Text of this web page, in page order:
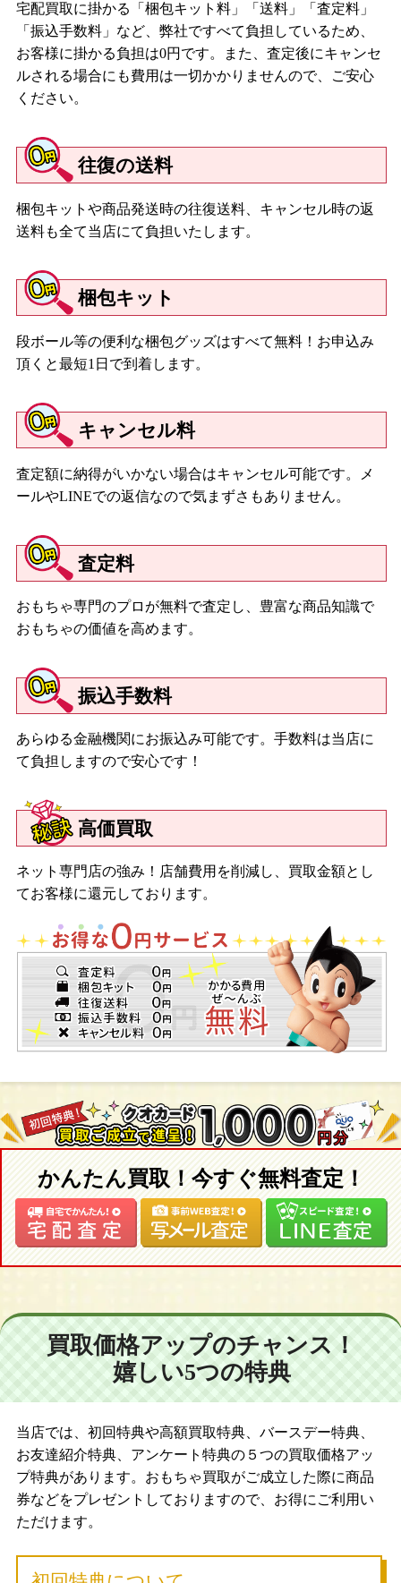
宅配買取に掛かる「梱包キット料」「送料」「査定料」
「振込手数料」など、弊社ですべて負担しているため、
お客様に掛かる負担は0円です。また、査定後にキャンセ
ルされる場合にも費用は一切かかりませんので、ご安心
ください。
往復の送料
梱包キットや商品発送時の往復送料、キャンセル時の返
送料も全て当店にて負担いたします。
梱包キット
段ボール等の便利な梱包グッズはすべて無料！お申込み
頂くと最短1日で到着します。
キャンセル料
査定額に納得がいかない場合はキャンセル可能です。メ
ールやLINEでの返信なので気まずさもありません。
査定料
おもちゃ専門のプロが無料で査定し、豊富な商品知識で
おもちゃの価値を高めます。
振込手数料
あらゆる金融機関にお振込み可能です。手数料は当店に
て負担しますので安心です！
高価買取
ネット専門店の強み！店舗費用を削減し、買取金額とし
てお客様に還元しております。
かんたん買取！今すぐ無料査定！
買取価格アップのチャンス！
嬉しい5つの特典
当店では、初回特典や高額買取特典、バースデー特典、
お友達紹介特典、アンケート特典の５つの買取価格アッ
プ特典があります。おもちゃ買取がご成立した際に商品
券などをプレゼントしておりますので、お得にご利用い
ただけます。